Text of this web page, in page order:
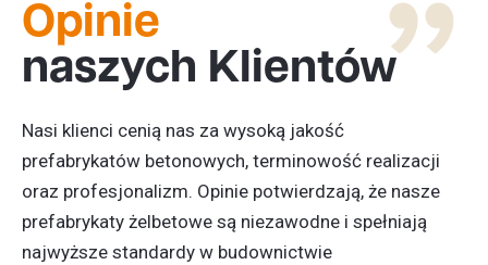
Opinie
naszych Klientów
Nasi klienci cenią nas za wysoką jakość
prefabrykatów betonowych, terminowość realizacji
oraz profesjonalizm. Opinie potwierdzają, że nasze
prefabrykaty żelbetowe są niezawodne i spełniają
najwyższe standardy w budownictwie